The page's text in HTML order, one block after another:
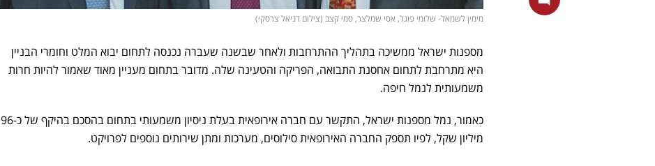
מימין לשמאל- שלומי פוגל, אסי שמלצר, סמי קצב (צילום דניאל צרסקי)
מספנות ישראל ממשיכה בתהליך ההתרחבות ולאחר שבשנה שעברה נכנסה לתחום יבוא המלט וחומרי הבניין
היא מתרחבת לתחום אחסנת התבואה, הפריקה והטעינה שלה. מדובר בתחום מעניין מאוד שאמור להיות חרות
משמעותית לנמל חיפה.
כאמור, נמל מספנות ישראל, התקשר עם חברה אירופאית בעלת ניסיון משמעותי בתחום בהסכם בהיקף של כ-96
מיליון שקל, לפיו תספק החברה האירופאית סילוסים, מערכות ומתן שירותים נוספים לפרויקט.